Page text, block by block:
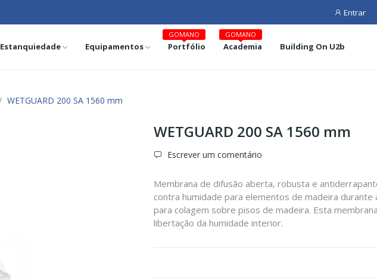
Entrar
Estanquiedade Equipamentos Portfólio
GOMANO
Academia
GOMANO
Building On U2b
WETGUARD 200 SA 1560 mm
WETGUARD 200 SA 1560 mm
Escrever um comentário
Membrana de difusão aberta, robusta e
contra humidade para elementos de madeira
para colagem sobre pisos de madeira. Esta
libertação da humidade interior.